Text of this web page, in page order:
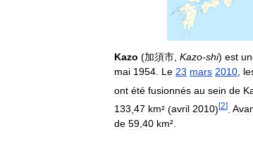
Kazo (加須市 Kazo-shi) est
mai 1954 Le 23 mars 2010
ont été fusionnés au sein de
133 47 km² (avril 2010)[2]
de 59,40 km².